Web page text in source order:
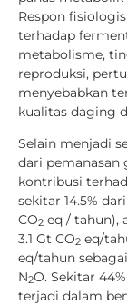
Respon
terhadap
metabolisme,
reproduksi,
menyebabkan
kualitas daging
Selain menjadi
dari pemanasan
kontribusi
sekitar 14.5%
CO2 eq / tahun),
3.1 Gt CO2 eq/
eq/tahun
N2O. Sekitar
terjadi dalam